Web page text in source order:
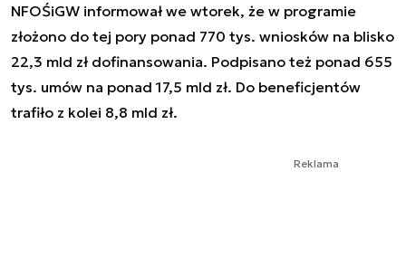
NFOŚiGW informował we wtorek, że w programie
złożono do tej pory ponad 770 tys. wniosków na blisko
22,3 mld zł dofinansowania. Podpisano też ponad 655
tys. umów na ponad 17,5 mld zł. Do beneficjentów
trafiło z kolei 8,8 mld zł.
Reklama